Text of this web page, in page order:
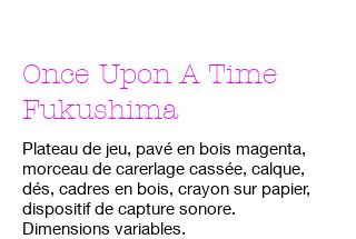
Once Upon A Time
Fukushima
Plateau de jeu, pavé en bois magenta,
morceau de carerlage cassée, calque,
dés, cadres en bois, crayon sur papier,
dispositif de capture sonore.
Dimensions variables.